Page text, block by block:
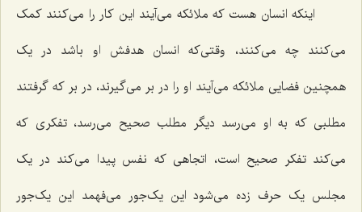
اینکه انسان هست که ملائکه می‌آیند این کار را می‌کنند کمک
می‌کنند چه می‌کنند، وقتی‌که انسان هدفش او باشد در یک
همچنین فضایی ملائکه می‌آیند او را در بر می‌گیرند، در بر که گرفتند
مطلبی که به او می‌رسد دیگر مطلب صحیح می‌رسد، تفکری که
می‌کند تفکر صحیح است، اتجاهی که نفس پیدا می‌کند در یک
مجلس یک حرف زده می‌شود این یک‌جور می‌فهمد این یک‌جور